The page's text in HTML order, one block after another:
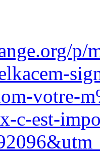
p/
votre-
c-est-